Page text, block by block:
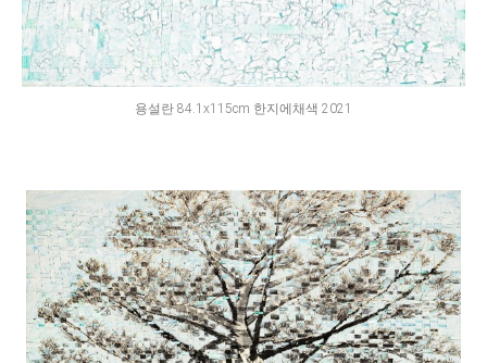
용설란 84.1x115cm 한지에채색 2021